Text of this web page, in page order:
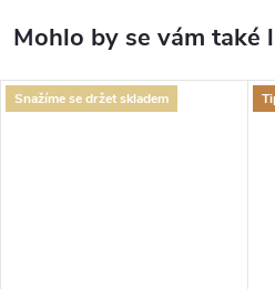
Snažíme se držet skladem